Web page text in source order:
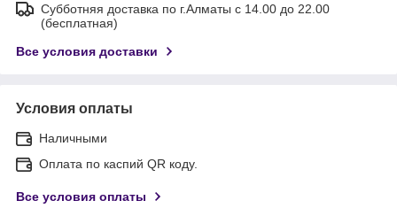
Субботняя доставка по г.Алматы с 14.00 до 22.00
(бесплатная)
Все условия доставки
Условия оплаты
Наличными
Оплата по каспий QR коду.
Все условия оплаты